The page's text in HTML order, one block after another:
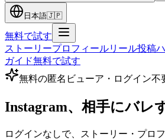
日本語🇯🇵
無料で試す
ストーリープロフィールリール投稿
ガイド無料で試す
無料の匿名ビューア・ログイン不
Instagram、 相手にバレ
ログインなしで、ストーリー・プロ